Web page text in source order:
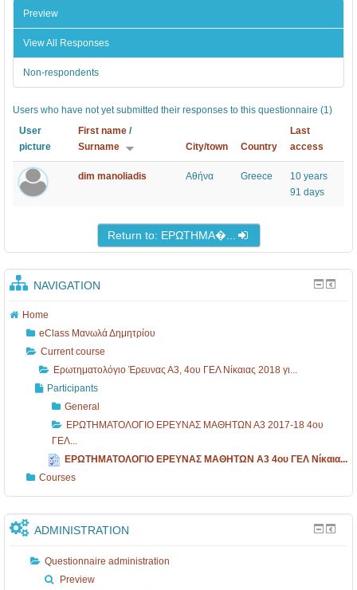
Preview
View All Responses
Non-respondents
Users who have not yet submitted their responses to this questionnaire (1)
User
picture
First name /
Surname
City/town Country
Last
access
dim manoliadis Αθήνα Greece
10 years
91 days
Return to: ΕΡΩΤΗΜΑ�...
NAVIGATION
Home
eClass Μανωλά Δημητρίου
Current course
Ερωτηματολόγιο Έρευνας Α3, 4ου ΓΕΛ Νίκαιας 2018 γι...
Participants
General
ΕΡΩΤΗΜΑΤΟΛΟΓΙΟ ΕΡΕΥΝΑΣ ΜΑΘΗΤΩΝ Α3 2017-18 4ου
ΓΕΛ...
ΕΡΩΤΗΜΑΤΟΛΟΓΙΟ ΕΡΕΥΝΑΣ ΜΑΘΗΤΩΝ Α3 4ου ΓΕΛ Νίκαια...
Courses
ADMINISTRATION
Questionnaire administration
Preview